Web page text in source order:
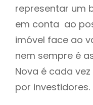
representar um
em conta ao
imóvel face ao
nem sempre é
Nova é cada
por investidores.